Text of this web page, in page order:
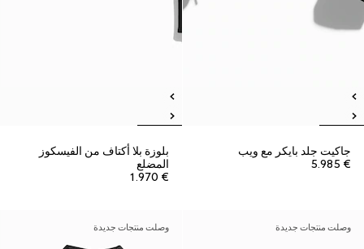
جاكيت جلد بايكر مع ويب
€ 5.985
بلوزة بلا أكتاف من الفيسكوز
المضلع
€ 1.970
وصلت منتجات جديدة وصلت منتجات جديدة